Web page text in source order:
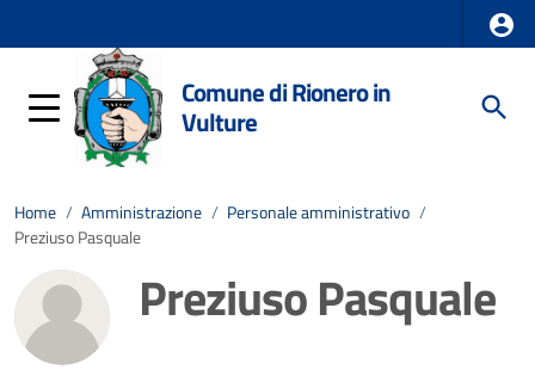
Comune di Rionero in
Vulture
Home / Amministrazione / Personale amministrativo /
Preziuso Pasquale
Preziuso Pasquale